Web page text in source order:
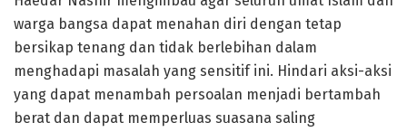
warga bangsa dapat menahan diri dengan tetap
bersikap tenang dan tidak berlebihan dalam
menghadapi masalah yang sensitif ini. Hindari aksi-aksi
yang dapat menambah persoalan menjadi bertambah
berat dan dapat memperluas suasana saling